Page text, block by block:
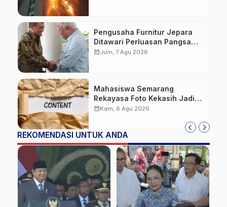
Pengusaha Furnitur Jepara
Ditawari Perluasan Pangsa
Pasar Hingga ke IKN
calendar_monthJum, 7 Agu 2026
Mahasiswa Semarang
Rekayasa Foto Kekasih Jadi
Konten Cabul karena Sakit
calendar_monthKam, 6 Agu 2026
REKOMENDASI UNTUK ANDA